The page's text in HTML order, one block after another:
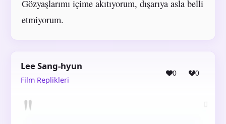
Gözyaşlarımı içime akıtıyorum, dışarıya asla belli
etmiyorum.
Lee Sang-hyun
Film Replikleri
0 0